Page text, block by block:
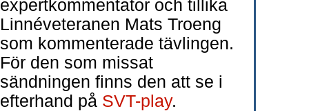
expertkommentator och tillika
Linnéveteranen Mats Troeng
som kommenterade tävlingen.
För den som missat
sändningen finns den att se i
efterhand på SVT-play.